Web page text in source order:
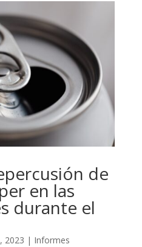
de
en las
durante el
2023 | Informes